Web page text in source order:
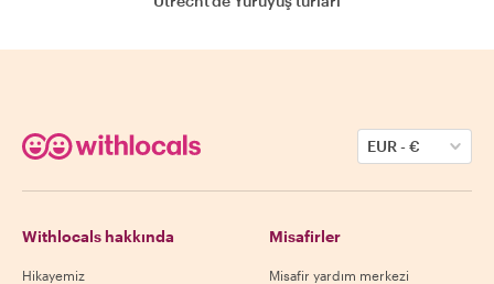
EUR-€
Withlocals hakkında
Hikayemiz
Misafirler
Misafir yardım merkezi